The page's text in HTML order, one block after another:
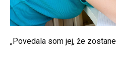
„Povedala som jej, že